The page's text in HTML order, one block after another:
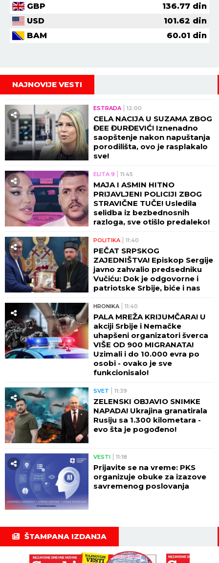
GBP
136.77 din
USD
101.62 din
BAM
60.01 din
NAJNOVIJE VESTI
ESTRADA 12:00
CELA NACIJA U SUZAMA ZBOG
ĐEE ĐURĐEVIĆ! Iznenadno
saopštenje nakon napuštanja
porodilišta, ovo je rasplakalo
sve!
ELITA 9 11:45
MAJA I ASMIN HITNO
PRIJAVLJENI POLICIJI ZBOG
STRAVIČNE TUČE! Usledila
selidba iz bezbednosnih
razloga, sve otišlo predaleko!
POLITIKA 11:40
PEČAT SRPSKOG
ZAJEDNIŠTVA! Episkop Sergije
javno zahvalio predsedniku
Vučiću: Dok je odgovorne i
patriotske Srbije, biće i nas
HRONIKA 11:40
PALA MREŽA KRIJUMČARA! U
akciji Srbije i Nemačke
uhapšeni organizatori šverca
VIŠE OD 900 MIGRANATA!
Uzimali i do 10.000 evra po
osobi - ovako je sve
funkcionisalo!
SVET 11:39
ZELENSKI OBJAVIO SNIMKE
NAPADA! Ukrajina granatirala
Rusiju sa 1.300 kilometara -
evo šta je pogođeno!
VESTI 11:18
Prijavite se na vreme: PKS
organizuje obuke za izazove
savremenog poslovanja
ŠTAMPANA IZDANJA